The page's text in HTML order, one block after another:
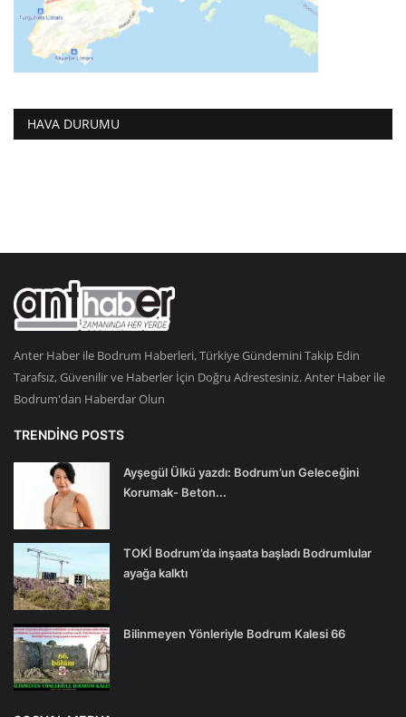
HAVA DURUMU
Anter Haber ile Bodrum Haberleri, Türkiye Gündemini Takip Edin
Tarafsız, Güvenilir ve Haberler İçin Doğru Adrestesiniz. Anter Haber ile
Bodrum'dan Haberdar Olun
TRENDING POSTS
Ayşegül Ülkü yazdı: Bodrum’un Geleceğini
Korumak- Beton...
TOKİ Bodrum’da inşaata başladı Bodrumlular
ayağa kalktı
Bilinmeyen Yönleriyle Bodrum Kalesi 66